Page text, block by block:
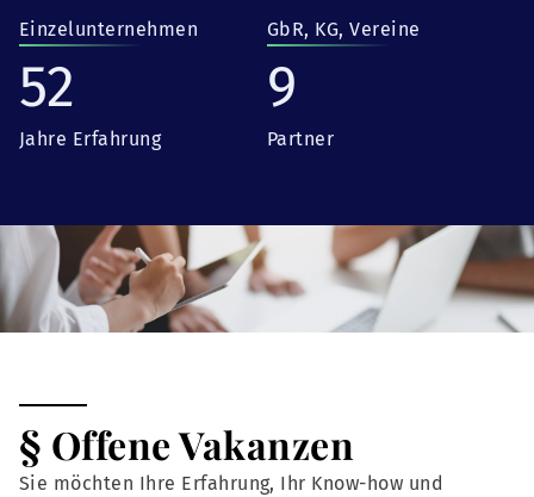
Einzelunternehmen GbR, KG, Vereine
52
Jahre Erfahrung
9
Partner
§ Offene Vakanzen
Sie möchten Ihre Erfahrung, Ihr Know-how und